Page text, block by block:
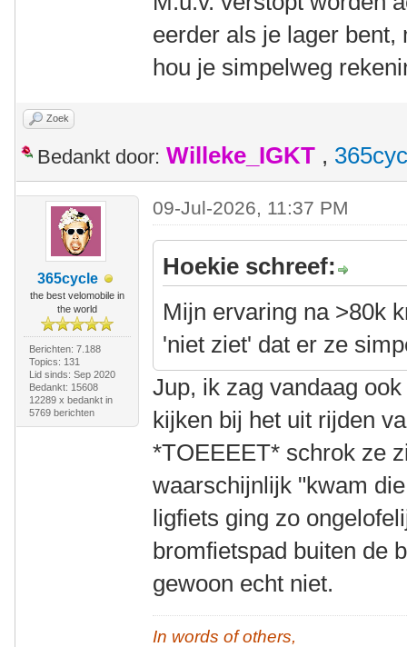
eerder als je lager
hou je simpelweg
Zoek
Bedankt door: Willeke_IGKT ,
365cycle
the best velomobile in
the world
Berichten: 7.188
Topics: 131
Lid sinds: Sep 2020
Bedankt: 15608
12289 x bedankt in
5769 berichten
09-Jul-2026, 11:37 PM
Hoekie schreef:
Mijn ervaring na >80k
'niet ziet' dat er ze
Jup, ik zag vandaag
kijken bij het uit rijden
*TOEEEET* schrok ze
waarschijnlijk "kwam
ligfiets ging zo
bromfietspad buiten de
gewoon echt niet.
In words of others,